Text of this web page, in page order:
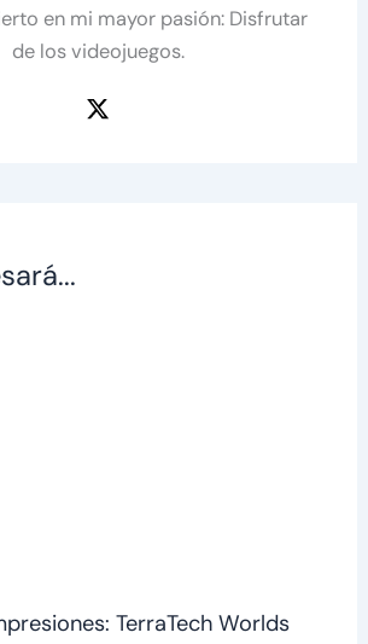
en mi mayor pasión: Disfrutar
de los videojuegos.
TerraTech Worlds